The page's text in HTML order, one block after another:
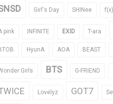
Girl's Day SHINee f(x)
pink INFINITE EXID T-ara
HyunA AOA BEAST
Girls BTS G-FRIEND
Lovelyz GOT7